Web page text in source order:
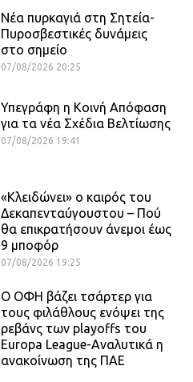
Νέα πυρκαγιά στη Σητεία-
Πυροσβεστικές δυνάμεις
στο σημείο
07/08/2026 20:25
Υπεγράφη η Κοινή Απόφαση
για τα νέα Σχέδια Βελτίωσης
07/08/2026 19:41
«Κλειδώνει» ο καιρός του
Δεκαπενταύγουστου – Πού
θα επικρατήσουν άνεμοι έως
9 μποφόρ
07/08/2026 19:25
Ο ΟΦΗ βάζει τσάρτερ για
τους φιλάθλους ενόψει της
ρεβάνς των playoffs του
Europa League-Αναλυτικά η
ανακοίνωση της ΠΑΕ